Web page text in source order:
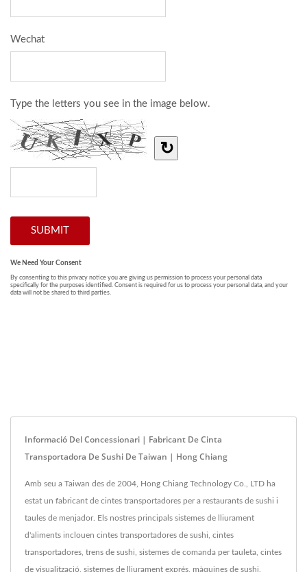
Informació Del Concessionari | Fabricant De Cinta
Transportadora De Sushi De Taiwan | Hong Chiang
Amb seu a Taiwan des de 2004, Hong Chiang Technology Co., LTD ha
estat un fabricant de cintes transportadores per a restaurants de sushi i
taules de menjador. Els nostres principals sistemes de lliurament
d'aliments inclouen cintes transportadores de sushi, cintes
transportadores, trens de sushi, sistemes de comanda per tauleta, cintes
de visualització, sistemes de lliurament exprés, màquines de sushi,